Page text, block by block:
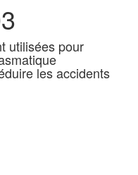
utilisées pour
les accidents